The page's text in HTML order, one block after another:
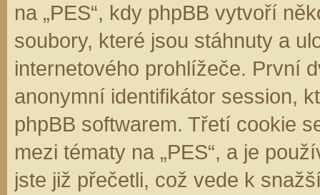
na „PES“, kdy phpBB vytvoří
soubory, které jsou stáhnuty a
internetového prohlížeče. První
anonymní identifikátor session,
phpBB softwarem. Třetí cookie
mezi tématy na „PES“, a je
jste již přečetli, což vede k